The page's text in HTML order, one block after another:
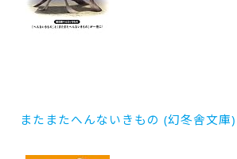
またまたへんないきもの (幻冬舎文庫)